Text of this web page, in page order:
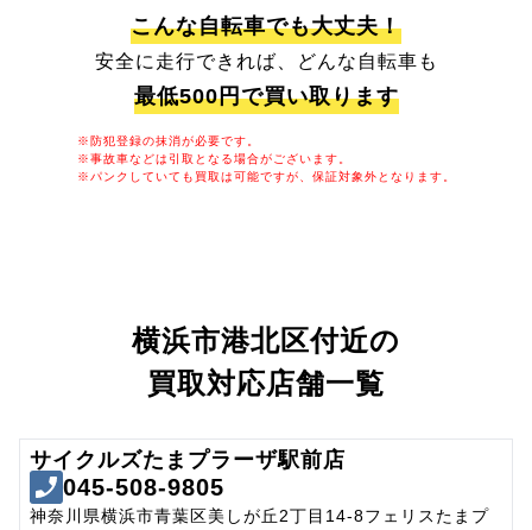
こんな自転車でも大丈夫！
安全に走行できれば、どんな自転車も
最低500円で買い取ります
※防犯登録の抹消が必要です。
※事故車などは引取となる場合がございます。
※パンクしていても買取は可能ですが、保証対象外となります。
横浜市港北区付近の
買取対応店舗一覧
サイクルズたまプラーザ駅前店
045-508-9805
神奈川県横浜市青葉区美しが丘2丁目14-8フェリスたまプ